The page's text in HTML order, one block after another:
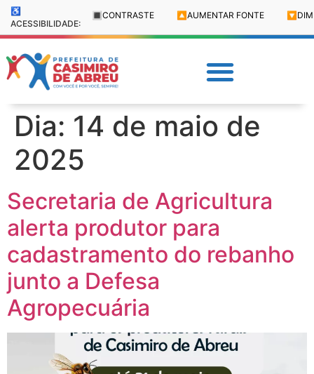
♿
ACESSIBILIDADE:
🔳 CONTRASTE 🔼 AUMENTAR FONTE 🔽
Dia: 14 de maio de
2025
Secretaria de Agricultura
alerta produtor para
cadastramento do rebanho
junto a Defesa
Agropecuária